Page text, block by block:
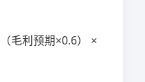
毛利预期×0.6） ×